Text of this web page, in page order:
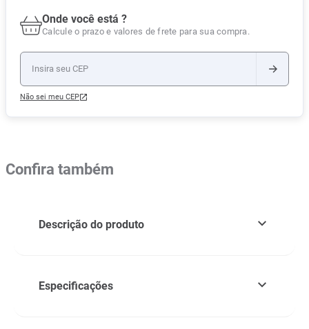
Onde você está ?
Calcule o prazo e valores de frete para sua compra.
Não sei meu CEP
Confira também
Descrição do produto
Especificações